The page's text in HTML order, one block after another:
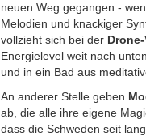
neuen Weg gegangen -
Melodien und knackiger
vollzieht sich bei der
Energielevel weit nach
und in ein Bad aus
An anderer Stelle geben
ab, die alle ihre eigene
dass die Schweden seit